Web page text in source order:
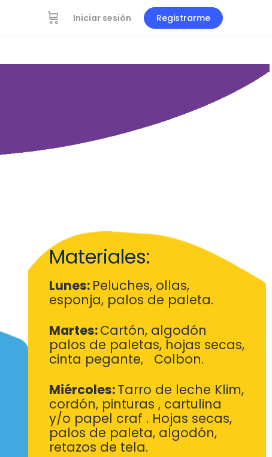
Iniciar sesión Registrarme
Materiales:
Lunes: Peluches, ollas,
esponja, palos de paleta.
Martes:Cartón, algodón
palos de paletas, hojas secas,
cinta pegante, Colbon.
Miércoles:Tarro de leche Klim,
cordón, pinturas , cartulina
y/o papel craf . Hojas secas,
palos de paleta, algodón,
retazos de tela.